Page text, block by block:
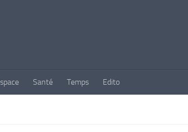
Santé Temps Edito